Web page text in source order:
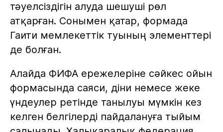
тәуелсіздігін алуда шешуші рөл
атқарған. Сонымен қатар, формада
Гаити мемлекеттік туының элементтері
де болған.
Алайда ФИФА ережелеріне сәйкес ойын
формасында саяси, діни немесе жеке
үндеулер ретінде танылуы мүмкін кез
келген белгілерді пайдалануға тыйым